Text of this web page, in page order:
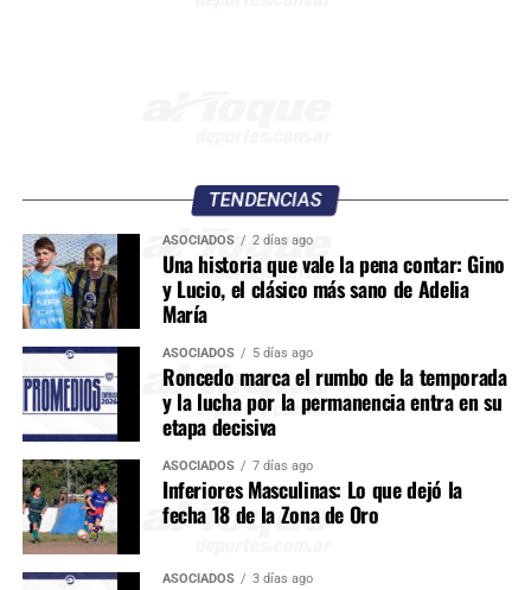
TENDENCIAS
ASOCIADOS 2 días ago
Una historia que vale la pena contar: Gino
y Lucio, el clásico más sano de Adelia
María
ASOCIADOS 5 días ago
Roncedo marca el rumbo de la temporada
y la lucha por la permanencia entra en su
etapa decisiva
ASOCIADOS 7 días ago
Inferiores Masculinas: Lo que dejó la
fecha 18 de la Zona de Oro
ASOCIADOS 3 días ago